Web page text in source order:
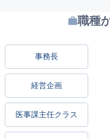
職種
事務長
経営企画
医事課主任クラス